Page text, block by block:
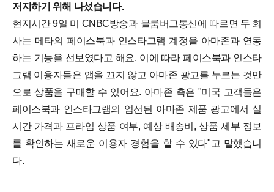
저지하기 위해 나섰습니다.
현지시간 9일 미 CNBC방송과 블룸버그통신에 따르면 두 회
사는 메타의 페이스북과 인스타그램 계정을 아마존과 연동
하는 기능을 선보였다고 해요. 이에 따라 페이스북과 인스타
그램 이용자들은 앱을 끄지 않고 아마존 광고를 누르는 것만
으로 상품을 구매할 수 있어요. 아마존 측은 "미국 고객들은
페이스북과 인스타그램의 엄선된 아마존 제품 광고에서 실
시간 가격과 프라임 상품 여부, 예상 배송비, 상품 세부 정보
를 확인하는 새로운 이용자 경험을 할 수 있다"고 말했습니
다.